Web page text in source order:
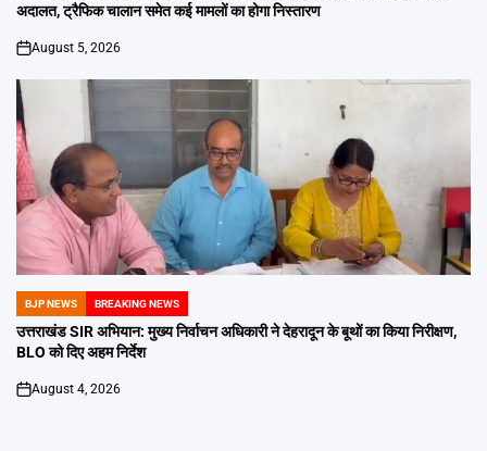
अदालत, ट्रैफिक चालान समेत कई मामलों का होगा निस्तारण
on
August 5, 2026
POSTED
IN
BJP NEWS BREAKING NEWS
उत्तराखंड SIR अभियान: मुख्य निर्वाचन अधिकारी ने देहरादून के बूथों का किया निरीक्षण,
BLO को दिए अहम निर्देश
on
August 4, 2026